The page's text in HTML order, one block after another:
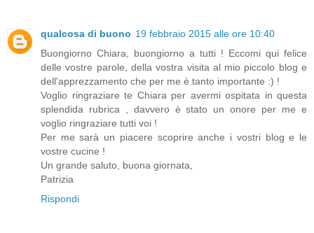
qualcosa di buono 19 febbraio 2015 alle ore 10:40
Buongiorno Chiara, buongiorno a tutti ! Eccomi qui felice
delle vostre parole, della vostra visita al mio piccolo blog e
dell'apprezzamento che per me è tanto importante :) !
Voglio ringraziare te Chiara per avermi ospitata in questa
splendida rubrica , davvero è stato un onore per me e
voglio ringraziare tutti voi !
Per me sarà un piacere scoprire anche i vostri blog e le
vostre cucine !
Un grande saluto, buona giornata,
Patrizia
Rispondi